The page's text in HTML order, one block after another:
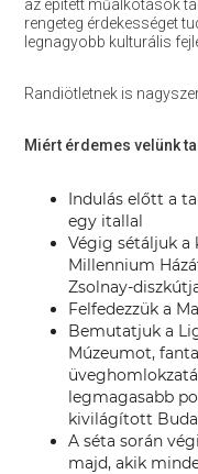
az épített műalkotások
rengeteg érdekességet
legnagyobb kulturális
Randiötletnek is
Miért érdemes velünk
Indulás előtt a
egy itallal
Végig sétáljuk a
Millennium
Zsolnay-
Felfedezzük a
Bemutatjuk a
Múzeumot,
legmagasabb
kivilágított
A séta során
majd, akik